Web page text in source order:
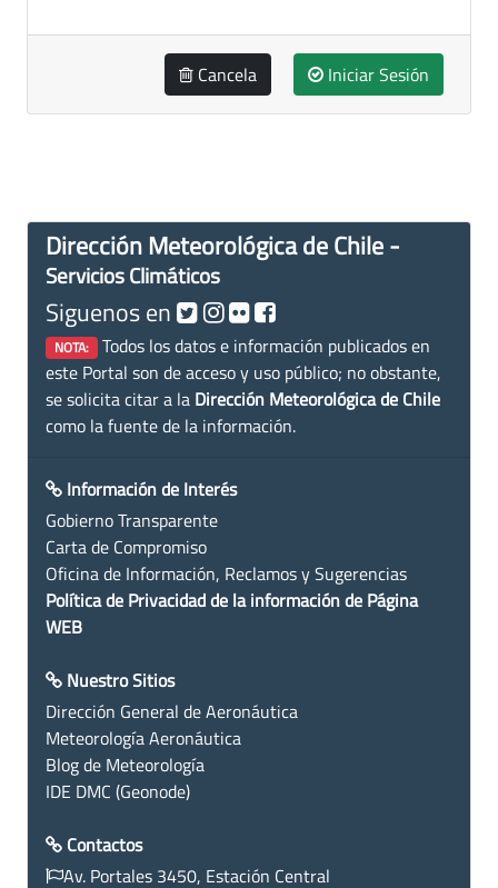
Cancela Iniciar Sesión
Dirección Meteorológica de Chile -
Servicios Climáticos
Siguenos en
NOTA: Todos los datos e información publicados en
este Portal son de acceso y uso público; no obstante,
se solicita citar a la Dirección Meteorológica de Chile
como la fuente de la información.
Información de Interés
Gobierno Transparente
Carta de Compromiso
Oficina de Información, Reclamos y Sugerencias
Política de Privacidad de la información de Página
WEB
Nuestro Sitios
Dirección General de Aeronáutica
Meteorología Aeronáutica
Blog de Meteorología
IDE DMC (Geonode)
Contactos
Av. Portales 3450, Estación Central